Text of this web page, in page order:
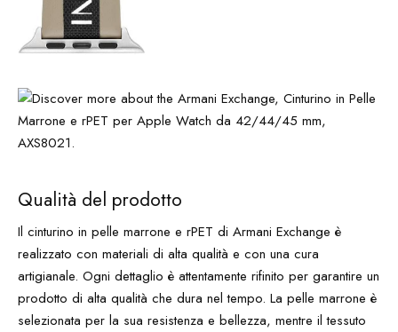
Qualità del prodotto
Il cinturino in pelle marrone e rPET di Armani Exchange è
realizzato con materiali di alta qualità e con una cura
artigianale. Ogni dettaglio è attentamente rifinito per garantire un
prodotto di alta qualità che dura nel tempo. La pelle marrone è
selezionata per la sua resistenza e bellezza, mentre il tessuto